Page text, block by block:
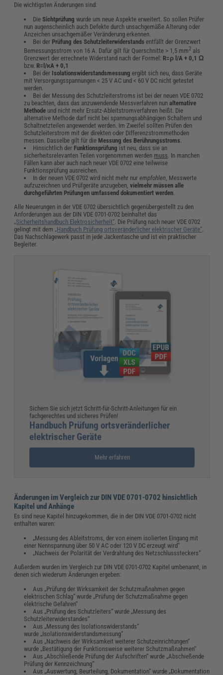
Die wichtigsten Änderungen sind:
Die Sichtprüfung wurde um neue Aspekte erweitert. So sollen Prüfer
nun augenscheinlich auch Defekte durch unsachgemäße Alterung oder
Anzeichen unsachgemäßer Veränderung erkennen.
Bei der Prüfung des Schutzleiterwiderstands entfällt der Grenzwert
Bemessungsstrom von 16 A. Dafür gilt für Querschnitte > 1,5 mm2 als
Grenzwert der errechnete Widerstand nach der Formel: R=ρ l/A + 0,1 Ω
bzw. R=l/κA + 0,1
Bei der Isolationswiderstandsmessung ergibt sich neu, dass Geräte
mit Versorgungsspannungen < 25 V AC und < 60 V DC nicht getestet
werden.
Bei der Messung des Schutzleiterstroms ist bei der neuen VDE 0702
zu beachten, dass das anzuwendende Messverfahren nunalternative
Methode und nicht mehr Ersatz-Ableitstromverfahren heißt. Die
alternative Methode darf nicht bei spannungsabhängigen Schaltern und
Schaltnetzteilen angewendet werden. Im Zweifel sollten Prüfen den
Schutzleiterstrom mit der direkten oder Differenzstrommethoden
messen. Dasselbe gilt für die Messung des Berührungsstroms.
Hinsichtlich der Funktionsprüfung ist neu, dass sie an
sicherheitsrelevanten Teilen vorgenommen werden muss. In manchen
Fällen kann aber auch nach neuer VDE 0702 eine teilweise
Funktionsprüfung ausreichen.
In der neuen VDE 0702 wird nicht mehr nur empfohlen, Messwerte
aufzuzeichnen und Prüfgeräte anzugeben,vielmehr müssen alle
durchgeführten Prüfungen umfassend dokumentiert werden.
Alle Neuerungen in der VDE 0702 übersichtlich gegenübergestellt zu den
Anforderungen aus der DIN VDE 0701-0702 beinhaltet das
„Sicherheitshandbuch Elektrosicherheit“ . Die Prüfung nach neuer VDE 0702
gelingt mit dem „Handbuch Prüfung ortsveränderlicher elektrischer Geräte“
Das Nachschlagewerk passt in jede Jackentasche und ist ein praktischer
Begleiter.
Sichern Sie sich jetzt Schritt-für-Schritt-Anleitungen für ein
fachgerechtes und sicheres Prüfen!
Handbuch Prüfung ortsveränderlicher
elektrischer Geräte
Mehr erfahren
Änderungen im Vergleich zur DIN VDE 0701-0702 hinsichtlich
Kapitel und Anhänge
Es sind neue Kapitel hinzugekommen, die in der DIN VDE 0701-0702 nicht
enthalten waren:
„Messung des Ableitstroms, der von einem isolierten Eingang mit
einer Nennspannung über 50 V AC oder 120 V DC erzeugt wird“
„Nachweis der Polarität der Verdrahtung des Netzschlusssteckers“
Außerdem wurden im Vergleich zur DIN VDE 0701-0702 Kapitel umbenannt, in
denen sich wiederum Änderungen ergeben:
Aus „Prüfung der Wirksamkeit der Schutzmaßnahmen gegen
elektrischen Schlag“ wurde „Prüfung der Schutzmaßnahme gegen
elektrische Gefahren“
Aus „Prüfung des Schutzleiters“ wurde „Messung des
Schutzleiterwiderstandes“
Aus „Messung des Isolationswiderstands“
wurde „Isolationswiderstandsmessung“
Aus „Nachweis der Wirksamkeit weiterer Schutzeinrichtungen“
wurde „Bestätigung der Funktionsweise weiterer Schutzmaßnahmen“
Aus „Abschließende Prüfung der Aufschriften“ wurde „Abschießende
Prüfung der Kennzeichnung“
Aus „Auswertung, Beurteilung, Dokumentation“ wurde „Dokumentation